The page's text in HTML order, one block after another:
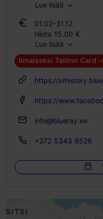
On avoinna vain
Lue lisää
01.02–31.12
Hinta 15.00 €
Oppilaslippu 12.00 €
Perhelippu 24.00 €
01.01–31.01
Hinta 15.00 €
Oppilaslippu 12.00 €
Lue lisää
Ilmaiseksi Tallinn Card
https://
https://
info@blueray.ee
+372 5343 9526